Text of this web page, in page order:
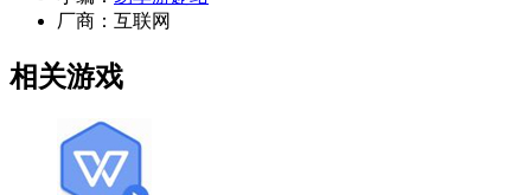
厂商： 互联网
相关游戏